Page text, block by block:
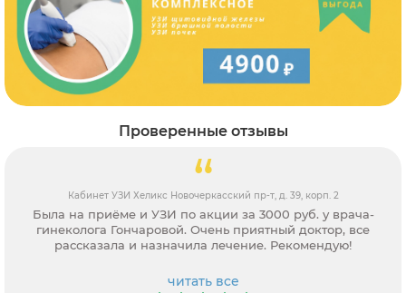
Проверенные отзывы
Кабинет УЗИ Хеликс Новочеркасский пр-т, д. 39, корп. 2
на приёме и УЗИ по акции за 3000 руб. у врача-
Гончаровой. Очень приятный доктор, все
рассказала и назначила лечение. Рекомендую!
читать все